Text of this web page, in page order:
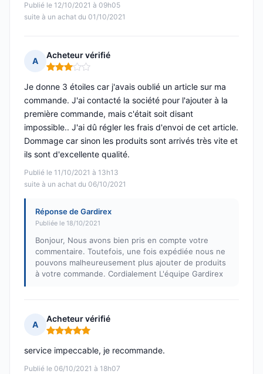
Publié le 12/10/2021 à 09h05
suite à un achat du 01/10/2021
A
Acheteur vérifié
Note : 3 sur 5
Publié le 11/10/2021 à 13h13
suite à un achat du 06/10/2021
Je donne 3 étoiles car j'avais oublié un article sur ma
commande. J'ai contacté la société pour l'ajouter à la
première commande, mais c'était soit disant
impossible.. J'ai dû régler les frais d'envoi de cet article.
Dommage car sinon les produits sont arrivés très vite et
ils sont d'excellente qualité.
Réponse de Gardirex
Publiée le 18/10/2021
Bonjour, Nous avons bien pris en compte votre
commentaire. Toutefois, une fois expédiée nous ne
pouvons malheureusement plus ajouter de produits
à votre commande. Cordialement L'équipe Gardirex
A
Acheteur vérifié
Note : 5 sur 5
Publié le 06/10/2021 à 18h07
service impeccable, je recommande.